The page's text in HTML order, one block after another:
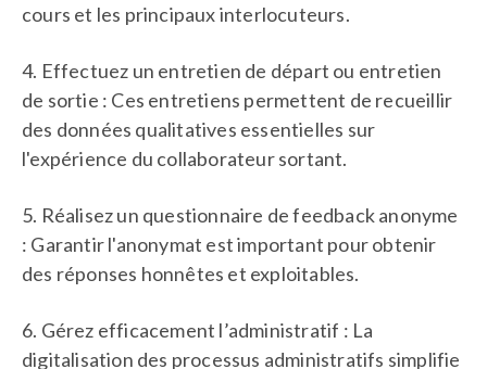
cours et les principaux interlocuteurs.
4. Effectuez un entretien de départ ou entretien
de sortie : Ces entretiens permettent de recueillir
des données qualitatives essentielles sur
l'expérience du collaborateur sortant.
5. Réalisez un questionnaire de feedback anonyme
: Garantir l'anonymat est important pour obtenir
des réponses honnêtes et exploitables.
6. Gérez efficacement l’administratif : La
digitalisation des processus administratifs simplifie